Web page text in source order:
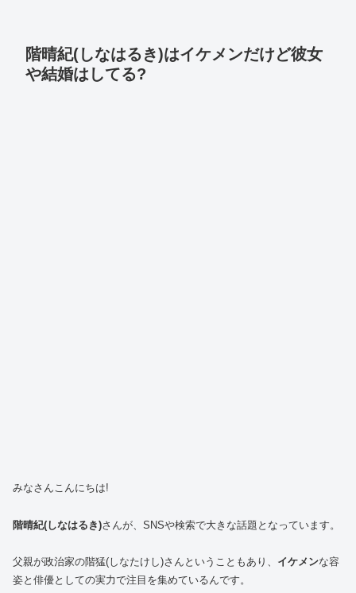
階晴紀(しなはるき)はイケメンだけど彼女
や結婚はしてる?
みなさんこんにちは!
階晴紀(しなはるき)さんが、SNSや検索で大きな話題となっています。
父親が政治家の階猛(しなたけし)さんということもあり、 イケメンな容
姿と俳優としての実力で注目を集めているんです。